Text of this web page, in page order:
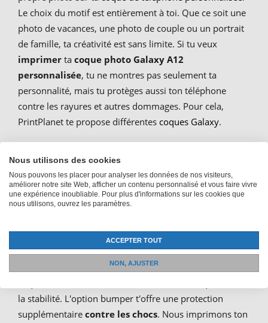
Le choix du motif est entièrement à toi. Que ce soit une
photo de vacances, une photo de couple ou un portrait
de famille, ta créativité est sans limite. Si tu veux
imprimer ta coque photo Galaxy A12
personnalisée, tu ne montres pas seulement ta
personnalité, mais tu protèges aussi ton téléphone
contre les rayures et autres dommages. Pour cela,
PrintPlanet te propose différentes coques Galaxy.
Ta coque pour smartphone :
Imprimer la coque photo du
Le classique parmi les étuis pour téléphone portable est
le Samsung Galaxy A12 Hard Case en plastique. La
la stabilité. L'option bumper t'offre une protection
supplémentaire contre les chocs. Nous imprimons ton
Nous utilisons des cookies
Nous pouvons les placer pour analyser les données de nos visiteurs,
améliorer notre site Web, afficher un contenu personnalisé et vous faire vivre
une expérience inoubliable. Pour plus d'informations sur les cookies que
nous utilisons, ouvrez les paramètres.
ACCEPTER TOUT
NON, AJUSTER